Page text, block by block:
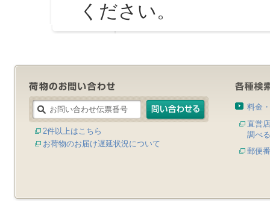
ください。
2件以上はこちら
お荷物のお届け遅延状況について
料金
直営
調べる
郵便